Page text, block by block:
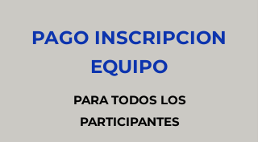
PAGO INSCRIPCION
EQUIPO
PARA TODOS LOS
PARTICIPANTES